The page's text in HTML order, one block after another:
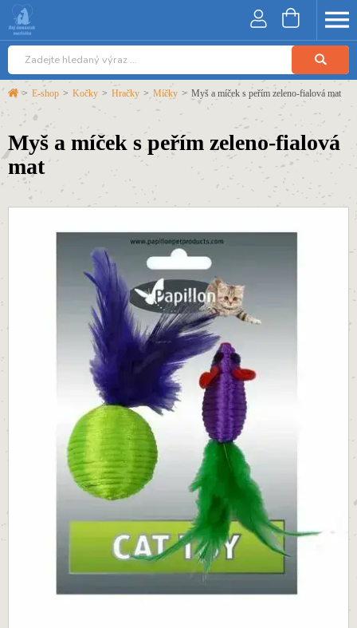
> E-shop > Kočky > Hračky > Míčky > Myš a míček s peřím zeleno-fialová mat
Myš a míček s peřím zeleno-fialová
mat